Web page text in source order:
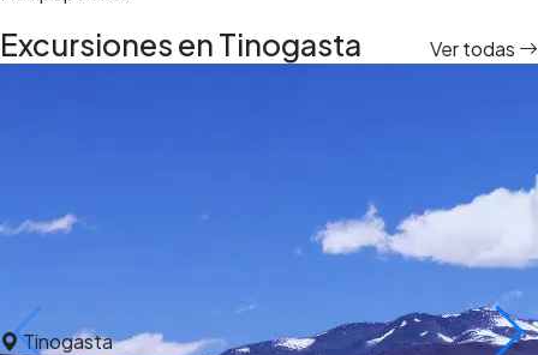
Excursiones en Tinogasta Ver todas
Tinogasta